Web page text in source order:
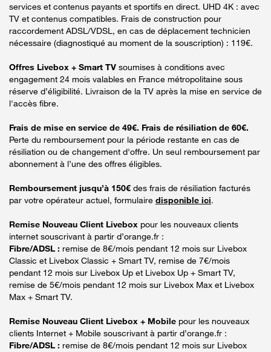
services et contenus payants et sportifs en direct. UHD 4K : avec
TV et contenus compatibles. Frais de construction pour
raccordement ADSL/VDSL, en cas de déplacement technicien
nécessaire (diagnostiqué au moment de la souscription) : 119€.
Offres Livebox + Smart TV soumises à conditions avec
engagement 24 mois valables en France métropolitaine sous
réserve d’éligibilité. Livraison de la TV après la mise en service de
l'accès fibre.
Frais de mise en service de 49€. Frais de résiliation de 60€.
Perte du remboursement pour la période restante en cas de
résiliation ou de changement d'offre. Un seul remboursement par
abonnement à l’une des offres éligibles.
Remboursement jusqu’à 150€ des frais de résiliation facturés
par votre opérateur actuel, formulaire disponible ici.
Remise Nouveau Client Livebox pour les nouveaux clients
internet souscrivant à partir d’orange.fr :
Fibre/ADSL : remise de 8€/mois pendant 12 mois sur Livebox
Classic et Livebox Classic + Smart TV, remise de 7€/mois
pendant 12 mois sur Livebox Up et Livebox Up + Smart TV,
remise de 5€/mois pendant 12 mois sur Livebox Max et Livebox
Max + Smart TV.
Remise Nouveau Client Livebox + Mobile pour les nouveaux
clients Internet + Mobile souscrivant à partir d’orange.fr :
Fibre/ADSL : remise de 8€/mois pendant 12 mois sur Livebox